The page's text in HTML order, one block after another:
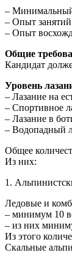
– Минимальный
– Опыт
– Опыт
Общие
Кандидат
Уровень
– Лазание на
– Спортивное
– Лазание в
– Водопадный
Общее
Из них:
1.
Ледовые и
– минимум 10
– из них
Из этого
Скальные